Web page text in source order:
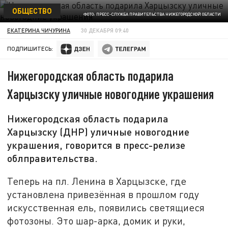
ФОТО: ПРЕСС-СЛУЖБА ПРАВИТЕЛЬСТВА НИЖЕГОРОДСКОЙ ОБЛАСТИ
ОБЩЕСТВО
ЕКАТЕРИНА ЧИЧУРИНА 30 ДЕКАБРЯ 09:40
ПОДПИШИТЕСЬ:
Нижегородская область подарила
Харцызску уличные новогодние украшения
Нижегородская область подарила
Харцызску (ДНР) уличные новогодние
украшения, говорится в пресс-релизе
облправительства.
Теперь на пл. Ленина в Харцызске, где
установлена привезённая в прошлом году
искусственная ель, появились светящиеся
фотозоны. Это шар-арка, домик и руки,